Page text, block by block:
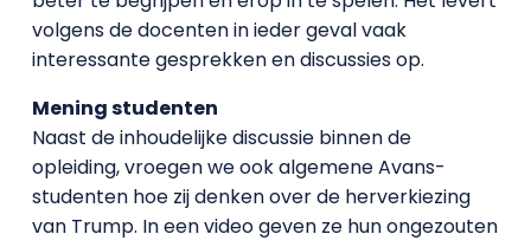
volgens de docenten in ieder geval vaak
interessante gesprekken en discussies op.
Mening studenten
Naast de inhoudelijke discussie binnen de
opleiding, vroegen we ook algemene Avans-
studenten hoe zij denken over de herverkiezing
van Trump. In een video geven ze hun ongezouten